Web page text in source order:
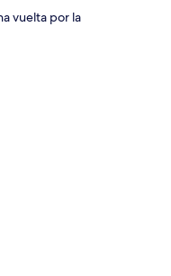
vuelta por la